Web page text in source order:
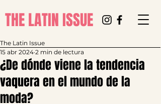
THE LATIN ISSUE
¿De dónde viene la tendencia
vaquera en el mundo de la
moda?
The Latin Issue
15 abr 2024 2 min de lectura